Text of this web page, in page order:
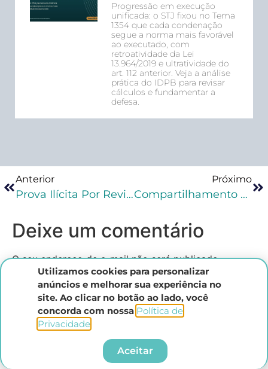
Progressão em execução
unificada: o STJ fixou no Tema
1354 que cada condenação
segue a norma mais favorável
ao executado, com
retroatividade da Lei
13.964/2019 e ultratividade do
art. 112 anterior. Veja a análise
prática do IDPB para revisar
cálculos e fundamentar a
defesa.
Anterior
Prova Ilícita Por Revitimização: A Tese Do STF
Próximo
Compartilhamento De Prova Do Cível Para O Penal: STJ
Deixe um comentário
O seu endereço de e-mail não será publicado.
Campos obrigatórios são marcados com*
Comentário*
Utilizamos cookies para personalizar
anúncios e melhorar sua experiência no
site. Ao clicar no botão ao lado, você
concorda com nossa Política de
Privacidade.​
Aceitar